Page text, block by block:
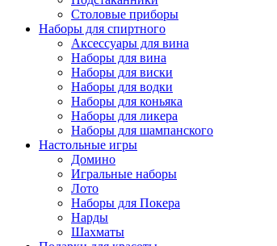
Столовые приборы
Наборы для спиртного
Аксессуары для вина
Наборы для вина
Наборы для виски
Наборы для водки
Наборы для коньяка
Наборы для ликера
Наборы для шампанского
Настольные игры
Домино
Игральные наборы
Лото
Наборы для Покера
Нарды
Шахматы